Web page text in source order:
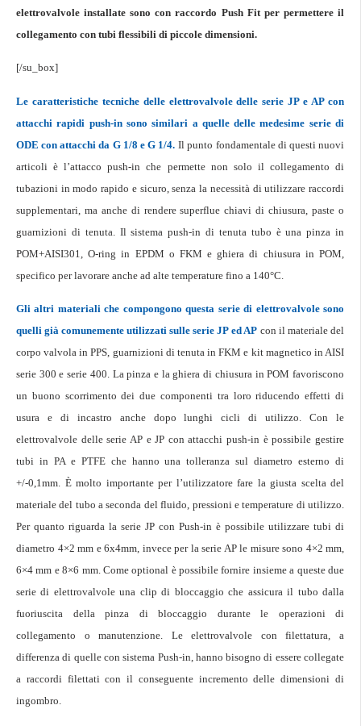
elettrovalvole installate sono con raccordo Push Fit per permettere il
collegamento con tubi flessibili di piccole dimensioni.
[/su_box]
Le caratteristiche tecniche delle elettrovalvole delle serie JP e AP con
attacchi rapidi push-in sono similari a quelle delle medesime serie di
ODE con attacchi da G 1/8 e G 1/4. Il punto fondamentale di questi nuovi
articoli è l’attacco push-in che permette non solo il collegamento di
tubazioni in modo rapido e sicuro, senza la necessità di utilizzare raccordi
supplementari, ma anche di rendere superflue chiavi di chiusura, paste o
guarnizioni di tenuta. Il sistema push-in di tenuta tubo è una pinza in
POM+AISI301, O-ring in EPDM o FKM e ghiera di chiusura in POM,
specifico per lavorare anche ad alte temperature fino a 140°C.
Gli altri materiali che compongono questa serie di elettrovalvole sono
quelli già comunemente utilizzati sulle serie JP ed AP con il materiale del
corpo valvola in PPS, guarnizioni di tenuta in FKM e kit magnetico in AISI
serie 300 e serie 400. La pinza e la ghiera di chiusura in POM favoriscono
un buono scorrimento dei due componenti tra loro riducendo effetti di
usura e di incastro anche dopo lunghi cicli di utilizzo. Con le
elettrovalvole delle serie AP e JP con attacchi push-in è possibile gestire
tubi in PA e PTFE che hanno una tolleranza sul diametro esterno di
+/-0,1mm. È molto importante per l’utilizzatore fare la giusta scelta del
materiale del tubo a seconda del fluido, pressioni e temperature di utilizzo.
Per quanto riguarda la serie JP con Push-in è possibile utilizzare tubi di
diametro 4×2 mm e 6x4mm, invece per la serie AP le misure sono 4×2 mm,
6×4 mm e 8×6 mm. Come optional è possibile fornire insieme a queste due
serie di elettrovalvole una clip di bloccaggio che assicura il tubo dalla
fuoriuscita della pinza di bloccaggio durante le operazioni di
collegamento o manutenzione. Le elettrovalvole con filettatura, a
differenza di quelle con sistema Push-in, hanno bisogno di essere collegate
a raccordi filettati con il conseguente incremento delle dimensioni di
ingombro.